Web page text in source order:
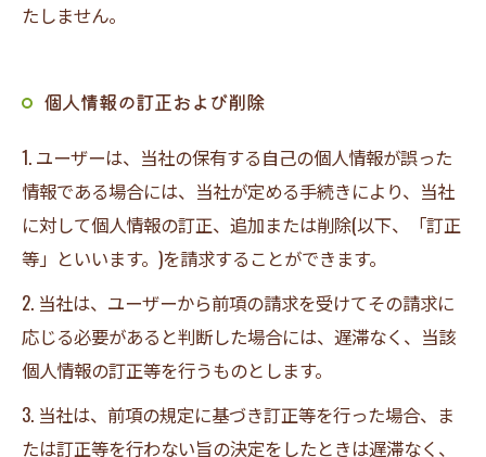
たしません。
個人情報の訂正および削除
1. ユーザーは、当社の保有する自己の個人情報が誤った
情報である場合には、当社が定める手続きにより、当社
に対して個人情報の訂正、追加または削除(以下、「訂正
等」といいます。)を請求することができます。
2. 当社は、ユーザーから前項の請求を受けてその請求に
応じる必要があると判断した場合には、遅滞なく、当該
個人情報の訂正等を行うものとします。
3. 当社は、前項の規定に基づき訂正等を行った場合、ま
たは訂正等を行わない旨の決定をしたときは遅滞なく、